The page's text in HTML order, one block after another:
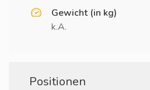
Gewicht (in kg)
k.A.
Positionen